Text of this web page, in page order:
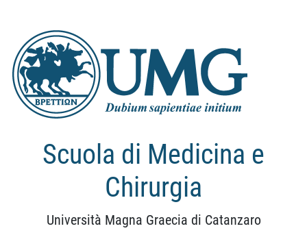
Scuola di Medicina e
Chirurgia
Università Magna Graecia di Catanzaro